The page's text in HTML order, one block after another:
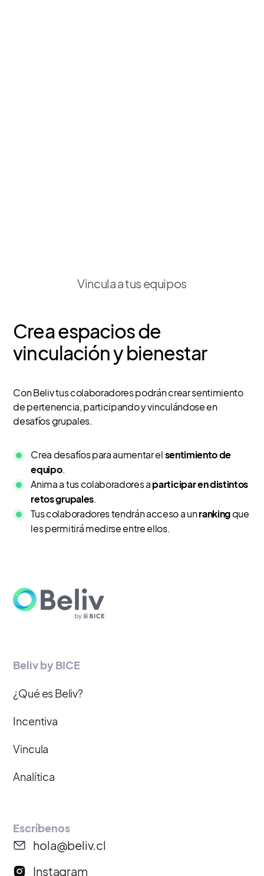
Vincula a tus equipos
Crea espacios de
vinculación y bienestar
Con Beliv tus colaboradores podrán crear sentimiento
de pertenencia, participando y vinculándose en
desafíos grupales.
Crea desafíos para aumentar elsentimiento de
equipo.
Anima a tus colaboradores aparticipar en distintos
retos grupales.
Tus colaboradores tendrán acceso a unrankingque
les permitirá medirse entre ellos.
Beliv by BICE
¿Qué es Beliv?
Incentiva
Vincula
Analítica
Escríbenos
hola@beliv.cl
Instagram